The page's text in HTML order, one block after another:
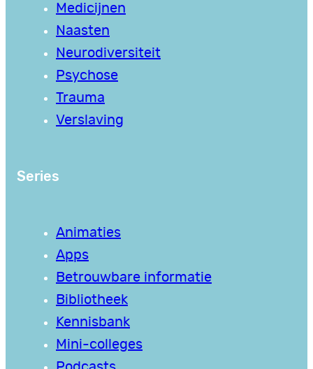
Medicijnen
Naasten
Neurodiversiteit
Psychose
Trauma
Verslaving
Series
Animaties
Apps
Betrouwbare informatie
Bibliotheek
Kennisbank
Mini-colleges